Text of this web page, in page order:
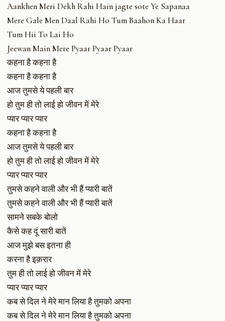
Aankhen Meri Dekh Rahi Hain jagte sote Ye Sapanaa
Mere Gale Men Daal Rahi Ho Tum Baahon Ka Haar
Tum Hii To Lai Ho
Jeewan Main Mere Pyaar Pyaar Pyaar
कहना है कहना है
कहना है कहना है
आज तुमसे ये पहली बार
हो तुम ही तो लाई हो जीवन में मेरे
प्यार प्यार प्यार
कहना है कहना है
आज तुमसे ये पहली बार
हो तुम ही तो लाई हो जीवन में मेरे
प्यार प्यार प्यार
तुमसे कहने वाली और भी हैं प्यारी बातें
तुमसे कहने वाली और भी हैं प्यारी बातें
सामने सबके बोलो
कैसे कह दूं सारी बातें
आज मुझे बस इतना ही
करना है इक़रार
तुम ही तो लाई हो जीवन में मेरे
प्यार प्यार प्यार
कब से दिल ने मेरे मान लिया है तुमको अपना
कब से दिल ने मेरे मान लिया है तुमको अपना